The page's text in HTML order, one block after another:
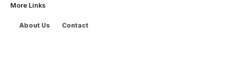
More Links
About Us Contact